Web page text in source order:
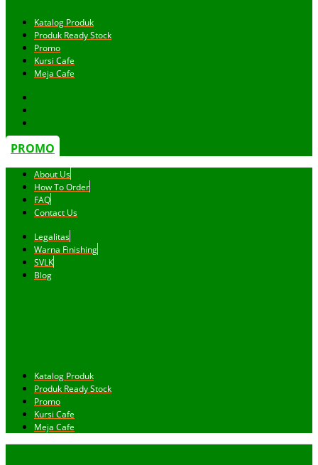
Katalog Produk
Produk Ready Stock
Promo
Kursi Cafe
Meja Cafe
PROMO
About Us
How To Order
FAQ
Contact Us
Legalitas
Warna Finishing
SVLK
Blog
Katalog Produk
Produk Ready Stock
Promo
Kursi Cafe
Meja Cafe